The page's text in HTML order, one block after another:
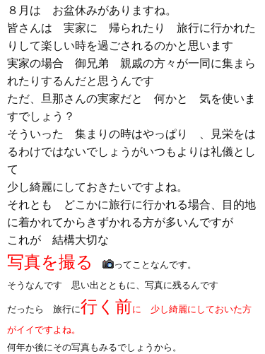
８月は お盆休みがありますね。
皆さんは 実家に 帰られたり 旅行に行かれた
りして楽しい時を過ごされるのかと思います
実家の場合 御兄弟 親戚の方々が一同に集まら
れたりするんだと思うんです
ただ、旦那さんの実家だと 何かと 気を使いま
すでしょう？
そういった 集まりの時はやっぱり 、見栄をは
るわけではないでしょうがいつもよりは礼儀とし
て
少し綺麗にしておきたいですよね。
それとも どこかに旅行に行かれる場合、目的地
に着かれてからきずかれる方が多いんですが
これが 結構大切な
写真を撮る
ってことなんです。
そうなんです 思い出とともに、写真に残るんです
だったら 旅行に行く前に 少し綺麗にしておいた方
がイイですよね。
何年か後にその写真もみるでしょうから。